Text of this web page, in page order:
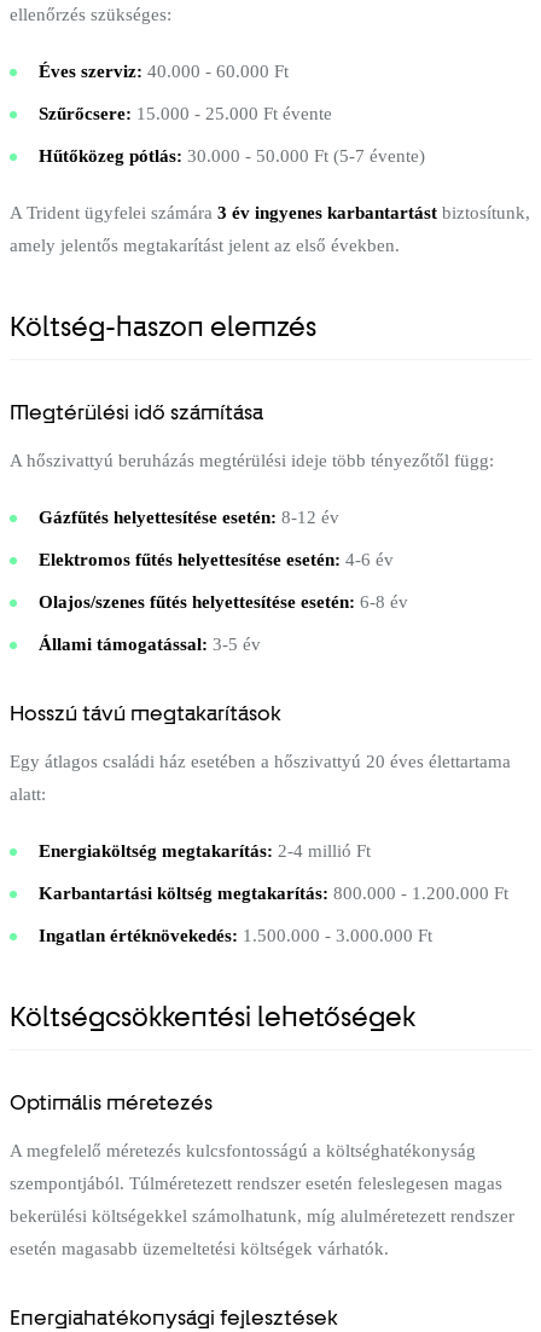
ellenőrzés szükséges:
Éves szerviz: 40.000 - 60.000 Ft
Szűrőcsere: 15.000 - 25.000 Ft évente
Hűtőközeg pótlás: 30.000 - 50.000 Ft (5-7 évente)
A Trident ügyfelei számára 3 év ingyenes karbantartást biztosítunk,
amely jelentős megtakarítást jelent az első években.
Költség-haszon elemzés
Megtérülési idő számítása
A hőszivattyú beruházás megtérülési ideje több tényezőtől függ:
Gázfűtés helyettesítése esetén: 8-12 év
Elektromos fűtés helyettesítése esetén: 4-6 év
Olajos/szenes fűtés helyettesítése esetén: 6-8 év
Állami támogatással: 3-5 év
Hosszú távú megtakarítások
Egy átlagos családi ház esetében a hőszivattyú 20 éves élettartama
alatt:
Energiaköltség megtakarítás: 2-4 millió Ft
Karbantartási költség megtakarítás: 800.000 - 1.200.000 Ft
Ingatlan értéknövekedés: 1.500.000 - 3.000.000 Ft
Költségcsökkentési lehetőségek
Optimális méretezés
A megfelelő méretezés kulcsfontosságú a költséghatékonyság
szempontjából. Túlméretezett rendszer esetén feleslegesen magas
bekerülési költségekkel számolhatunk, míg alulméretezett rendszer
esetén magasabb üzemeltetési költségek várhatók.
Energiahatékonysági fejlesztések